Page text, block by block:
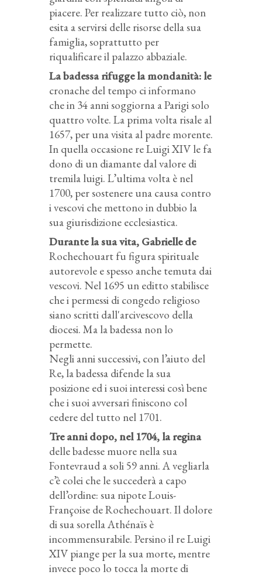
piacere. Per realizzare tutto ciò, non
esita a servirsi delle risorse della sua
famiglia, soprattutto per
riqualificare il palazzo abbaziale.
La badessa rifugge la mondanità: le
cronache del tempo ci informano
che in 34 anni soggiorna a Parigi solo
quattro volte. La prima volta risale al
1657, per una visita al padre morente.
In quella occasione re Luigi XIV le fa
dono di un diamante dal valore di
tremila luigi. L’ultima volta è nel
1700, per sostenere una causa contro
i vescovi che mettono in dubbio la
sua giurisdizione ecclesiastica.
Durante la sua vita, Gabrielle de
Rochechouart fu figura spirituale
autorevole e spesso anche temuta dai
vescovi. Nel 1695 un editto stabilisce
che i permessi di congedo religioso
siano scritti dall'arcivescovo della
diocesi. Ma la badessa non lo
permette.
Negli anni successivi, con l’aiuto del
Re, la badessa difende la sua
posizione ed i suoi interessi così bene
che i suoi avversari finiscono col
cedere del tutto nel 1701.
Tre anni dopo, nel 1704, la regina
delle badesse muore nella sua
Fontevraud a soli 59 anni. A vegliarla
c’è colei che le succederà a capo
dell’ordine: sua nipote Louis-
Françoise de Rochechouart. Il dolore
di sua sorella Athénaïs è
incommensurabile. Persino il re Luigi
XIV piange per la sua morte, mentre
invece poco lo tocca la morte di